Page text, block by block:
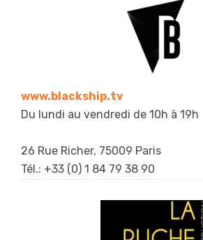
www.blackship.tv
Du lundi au vendredi de 10h à 19h
26 Rue Richer, 75009 Paris
Tél.: +33 (0) 1 84 79 38 90